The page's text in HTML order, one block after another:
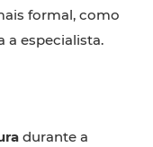
formal, como
a especialista.
durante a